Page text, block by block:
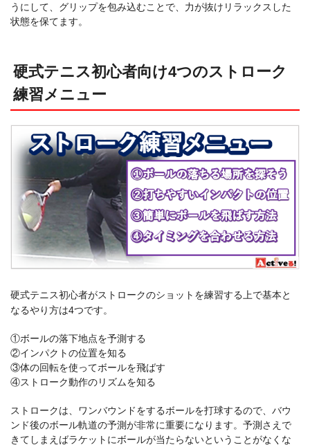
うにして、グリップを包み込むことで、力が抜けリラックスした
状態を保てます。
硬式テニス初心者向け4つのストローク
練習メニュー
硬式テニス初心者がストロークのショットを練習する上で基本と
なるやり方は4つです。
①ボールの落下地点を予測する
②インパクトの位置を知る
③体の回転を使ってボールを飛ばす
④ストローク動作のリズムを知る
ストロークは、ワンバウンドをするボールを打球するので、バウ
ンド後のボール軌道の予測が非常に重要になります。予測さえで
きてしまえばラケットにボールが当たらないということがなくな